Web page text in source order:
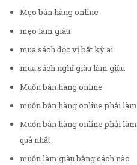
Mẹo bán hàng online
mẹo làm giàu
mua sách đọc vị bất kỳ ai
mua sách nghĩ giàu làm giàu
Muốn bán hàng online
muốn bán hàng online phải
Muốn bán hàng online phải
quả nhất
muốn làm giàu bằng cách nào